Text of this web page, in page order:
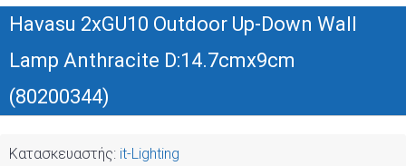
Havasu 2xGU10 Outdoor Up-Down Wall
Lamp Anthracite D:14.7cmx9cm
(80200344)
Κατασκευαστής: it-Lighting